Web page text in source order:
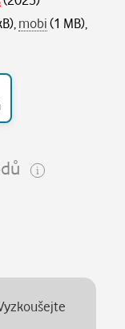
mobi(1 MB),